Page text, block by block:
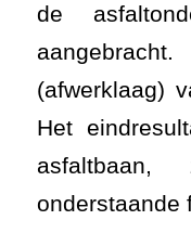
de
(afwerklaag)
Het
onderstaande